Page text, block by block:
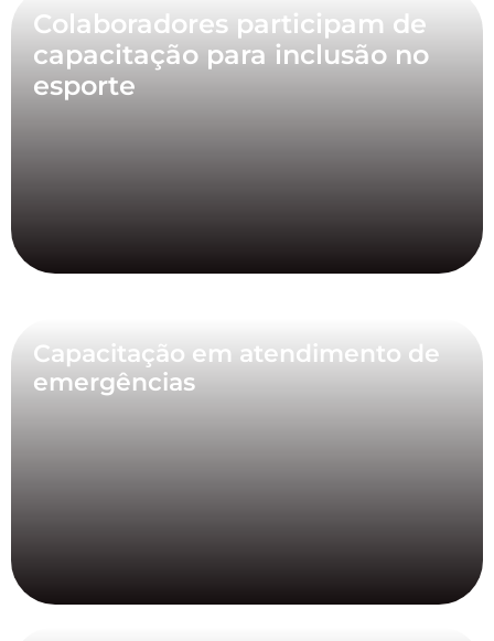
Colaboradores participam de
capacitação para inclusão no
esporte
Capacitação em atendimento de
emergências